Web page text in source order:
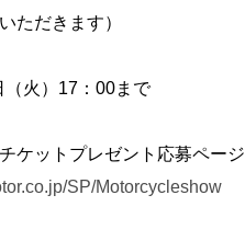
ただきます）
火）17：00まで
ケットプレゼント応募ページ
SP/Motorcycleshow